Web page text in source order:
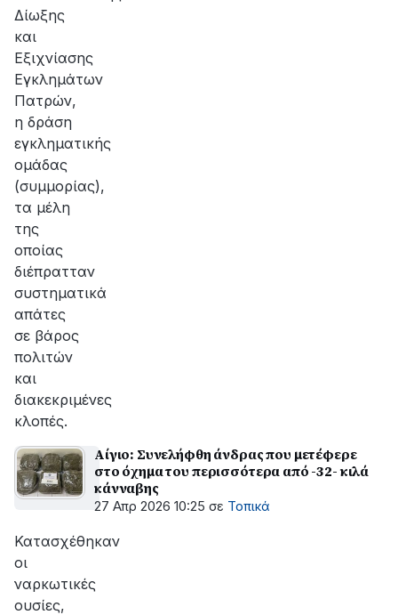
Δίωξης
και
Εξιχνίασης
Εγκλημάτων
Πατρών,
η δράση
εγκληματικής
ομάδας
(συμμορίας),
τα μέλη
της
οποίας
διέπρατταν
συστηματικά
απάτες
σε βάρος
πολιτών
και
διακεκριμένες
κλοπές.
Αίγιο: Συνελήφθη άνδρας που μετέφερε
στο όχημα του περισσότερα από -32- κιλά
κάνναβης
27 Απρ 2026 10:25 σε Τοπικά
Κατασχέθηκαν
οι
ναρκωτικές
ουσίες,